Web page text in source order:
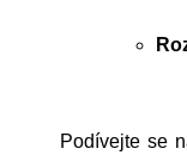
Podívejte se